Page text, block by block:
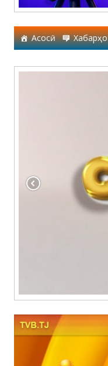
Асосӣ Хабарҳо